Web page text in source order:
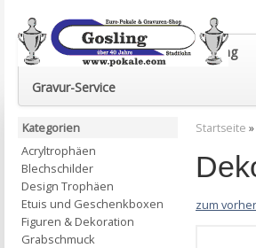
Euro-Pokale & Gravur-Shop Gosling
Gravur-Service
Startseite »
zum
Kategorien
Acryltrophäen
Blechschilder
Design Trophäen
Etuis und Geschenkboxen
Figuren & Dekoration
Grabschmuck